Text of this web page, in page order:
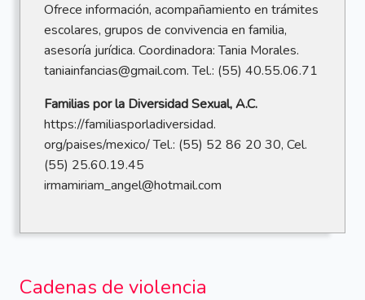
Ofrece información, acompañamiento en trámites
escolares, grupos de convivencia en familia,
asesoría jurídica. Coordinadora: Tania Morales.
taniainfancias@gmail.com. Tel.: (55) 40.55.06.71
Familias por la Diversidad Sexual, A.C.
https://familiasporladiversidad.
org/paises/mexico/ Tel.: (55) 52 86 20 30, Cel.
(55) 25.60.19.45
irmamiriam_angel@hotmail.com
Cadenas de violencia